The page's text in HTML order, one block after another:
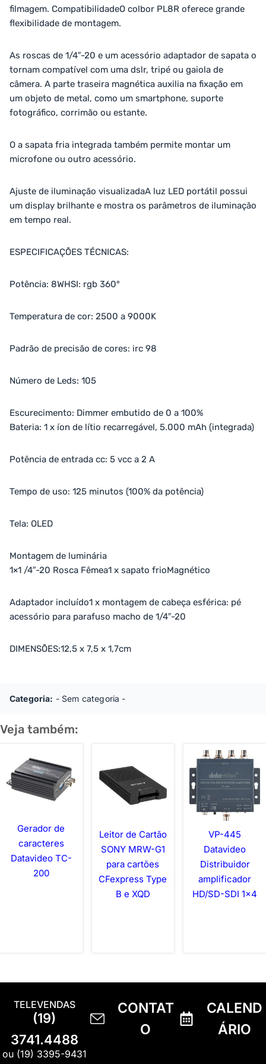
filmagem. CompatibilidadeO colbor PL8R oferece grande
flexibilidade de montagem.
As roscas de 1/4″-20 e um acessório adaptador de sapata o
tornam compatível com uma dslr, tripé ou gaiola de
câmera. A parte traseira magnética auxilia na fixação em
um objeto de metal, como um smartphone, suporte
fotográfico, corrimão ou estante.
O a sapata fria integrada também permite montar um
microfone ou outro acessório.
Ajuste de iluminação visualizadaA luz LED portátil possui
um display brilhante e mostra os parâmetros de iluminação
em tempo real.
ESPECIFICAÇÕES TÉCNICAS:
Potência: 8WHSI: rgb 360°
Temperatura de cor: 2500 a 9000K
Padrão de precisão de cores: irc 98
Número de Leds: 105
Escurecimento: Dimmer embutido de 0 a 100%
Bateria: 1 x íon de lítio recarregável, 5.000 mAh (integrada)
Potência de entrada cc: 5 vcc a 2 A
Tempo de uso: 125 minutos (100% da potência)
Tela: OLED
Montagem de luminária
1×1 /4″-20 Rosca Fêmea1 x sapato frioMagnético
Adaptador incluído1 x montagem de cabeça esférica: pé
acessório para parafuso macho de 1/4″-20
DIMENSÕES:12,5 x 7,5 x 1,7cm
Categoria: - Sem categoria -
Veja também:
Gerador de
caracteres
Datavideo TC-
200
Leitor de Cartão
SONY MRW-G1
para cartões
CFexpress Type
B e XQD
VP-445
Datavideo
Distribuidor
amplificador
HD/SD-SDI 1×4
TELEVENDAS
(19)
3741.4488
ou (19) 3395-9431
CONTAT
O
CALEND
ÁRIO